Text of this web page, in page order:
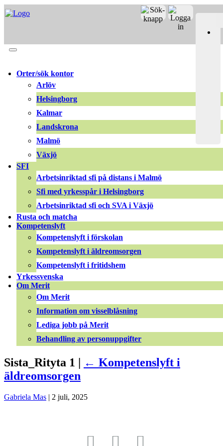
Fronter
Orter/sök kontor
Arlöv
Helsingborg
Kalmar
Landskrona
Malmö
Växjö
SFI
Arbetsinriktad sfi på distans i Malmö
Sfi med yrkesspår i Helsingborg
Arbetsinriktad sfi och SVA i Växjö
Rusta och matcha
Kompetenslyft
Kompetenslyft i förskolan
Kompetenslyft i äldreomsorgen
Kompetenslyft i fritidshem
Yrkessvenska
Om Merit
Om Merit
Information om visselblåsning
Lediga jobb på Merit
Behandling av personuppgifter
Sista_Rityta 1 | ← Kompetenslyft i
äldreomsorgen
Gabriela Mas | 2 juli, 2025